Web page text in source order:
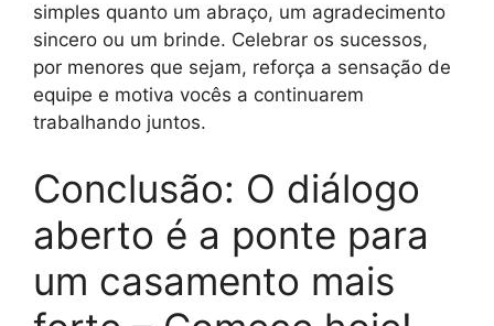
simples quanto um abraço, um agradecimento
sincero ou um brinde. Celebrar os sucessos,
por menores que sejam, reforça a sensação de
equipe e motiva vocês a continuarem
trabalhando juntos.
Conclusão: O diálogo
aberto é a ponte para
um casamento mais